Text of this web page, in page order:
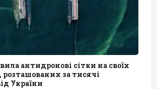
антидронові сітки на своїх
за тисячі
України